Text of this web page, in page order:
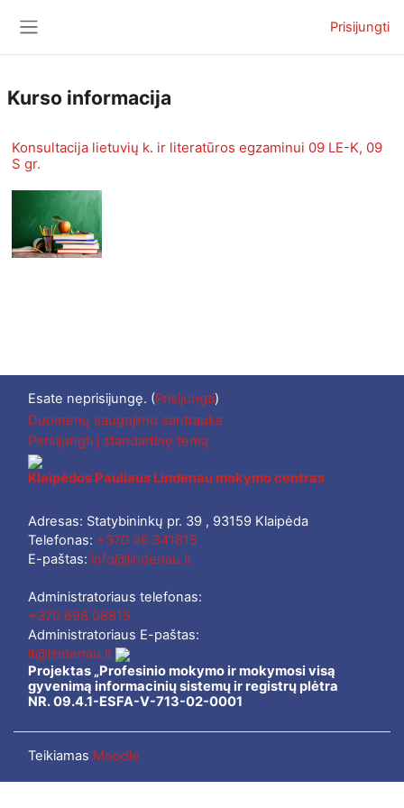
Prisijungti
Kurso informacija
Konsultacija lietuvių k. ir literatūros egzaminui 09 LE-K, 09
S gr.
Esate neprisijungę. (Prisijungti)
Duomenų saugojimo santrauka
Persijungti į standartinę temą
Klaipėdos Pauliaus Lindenau mokymo centras
Adresas: Statybininkų pr. 39 , 93159 Klaipėda
Telefonas: +370 46 341815
E-paštas: info@lindenau.lt
Administratoriaus telefonas:
+370 698 08815
Administratoriaus E-paštas:
it@lindenau.lt
Projektas „Profesinio mokymo ir mokymosi visą
gyvenimą informacinių sistemų ir registrų plėtra
NR. 09.4.1-ESFA-V-713-02-0001
Teikiamas Moodle